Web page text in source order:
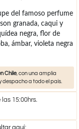
del famoso perfume
granada, caqui y
negra, flor de
ámbar, violeta negra
Chile, con una amplia
a todo el país.
15:00hrs.
aquí: